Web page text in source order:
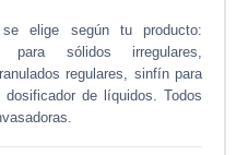
elige según tu producto:
para sólidos irregulares,
regulares, sinfín para
de líquidos. Todos